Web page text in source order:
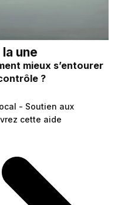
une
mieux s’entourer
?
- Soutien aux
cette aide